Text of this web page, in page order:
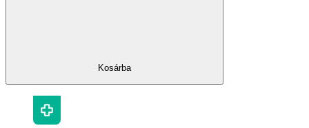
Kosárba